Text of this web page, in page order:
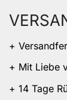
+
+ Mit Liebe
+ 14 Tage